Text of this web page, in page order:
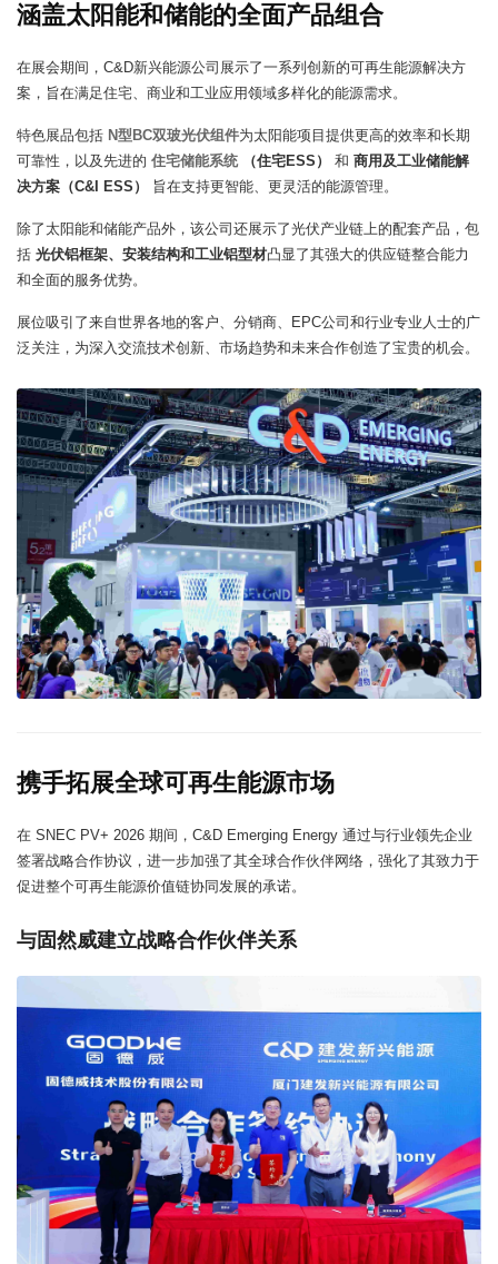
涵盖太阳能和储能的全面产品组合
在展会期间，C&D新兴能源公司展示了一系列创新的可再生能源解决方
案，旨在满足住宅、商业和工业应用领域多样化的能源需求。
特色展品包括 N型BC双玻光伏组件为太阳能项目提供更高的效率和长期
可靠性，以及先进的 住宅储能系统（住宅ESS） 和 商用及工业储能解
决方案（C&I ESS）
旨在支持更智能、更灵活的能源管理。
除了太阳能和储能产品外，该公司还展示了光伏产业链上的配套产品，包
括 光伏铝框架、安装结构和工业铝型材凸显了其强大的供应链整合能力
和全面的服务优势。
展位吸引了来自世界各地的客户、分销商、EPC公司和行业专业人士的广
泛关注，为深入交流技术创新、市场趋势和未来合作创造了宝贵的机会。
携手拓展全球可再生能源市场
在 SNEC PV+ 2026 期间，C&D Emerging Energy 通过与行业领先企业
签署战略合作协议，进一步加强了其全球合作伙伴网络，强化了其致力于
促进整个可再生能源价值链协同发展的承诺。
与固然威建立战略合作伙伴关系